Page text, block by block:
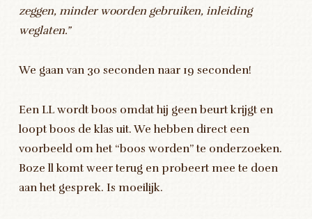
zeggen, minder woorden gebruiken, inleiding
weglaten.”
We gaan van 30 seconden naar 19 seconden!
Een LL wordt boos omdat hij geen beurt krijgt en
loopt boos de klas uit. We hebben direct een
voorbeeld om het “boos worden” te onderzoeken.
Boze ll komt weer terug en probeert mee te doen
aan het gesprek. Is moeilijk.